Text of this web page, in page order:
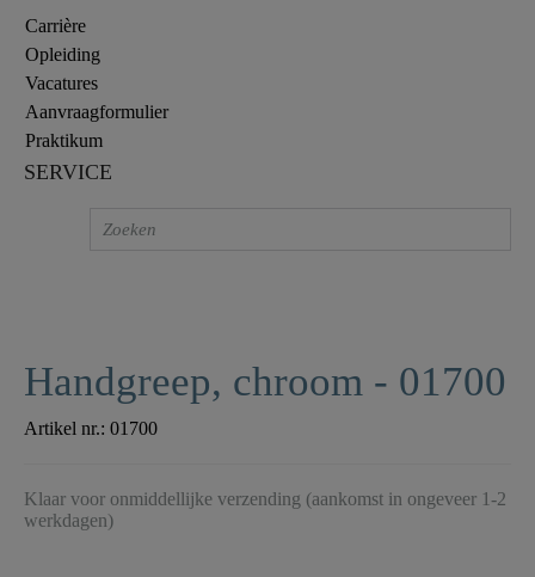
Carrière
Opleiding
Vacatures
Aanvraagformulier
Praktikum
SERVICE
Handgreep, chroom - 01700
Artikel nr.: 01700
Klaar voor onmiddellijke verzending (aankomst in ongeveer 1-2
werkdagen)